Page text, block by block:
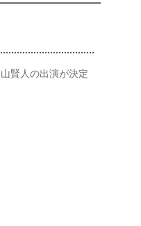
賢人の出演が決定